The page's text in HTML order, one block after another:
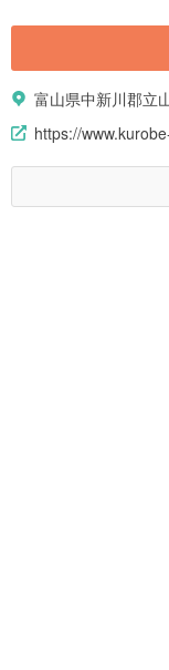
富山県中新川郡立
https://